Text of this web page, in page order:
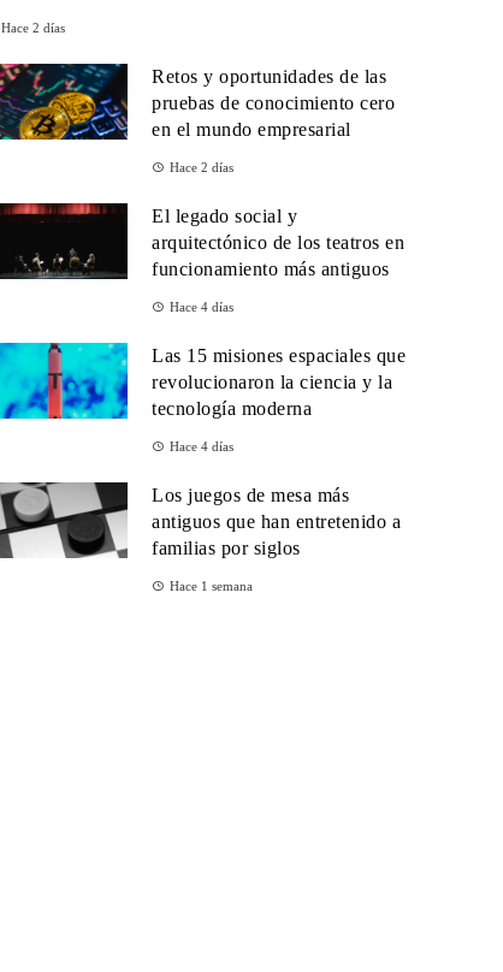
Hace 2 días
Retos y oportunidades de las
pruebas de conocimiento cero
en el mundo empresarial
Hace 2 días
El legado social y
arquitectónico de los teatros en
funcionamiento más antiguos
Hace 4 días
Las 15 misiones espaciales que
revolucionaron la ciencia y la
tecnología moderna
Hace 4 días
Los juegos de mesa más
antiguos que han entretenido a
familias por siglos
Hace 1 semana